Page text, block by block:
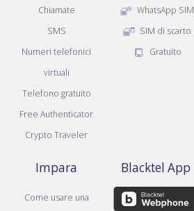
Chiamate
SMS
Numeri telefonici
virtuali
Telefono gratuito
Free Authenticator
Crypto Traveler
WhatsApp SIM
SIM di scarto
Gratuito
Impara
Come usare una
Blacktel App